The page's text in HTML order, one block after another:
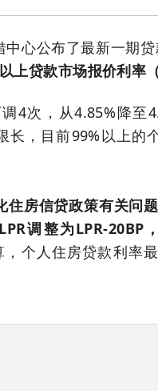
心公布了最新一期贷
贷款市场报价利率
4次，从4.85%降至
，目前99%以上的
房信贷政策有关问
调整为LPR-20BP
个人住房贷款利率